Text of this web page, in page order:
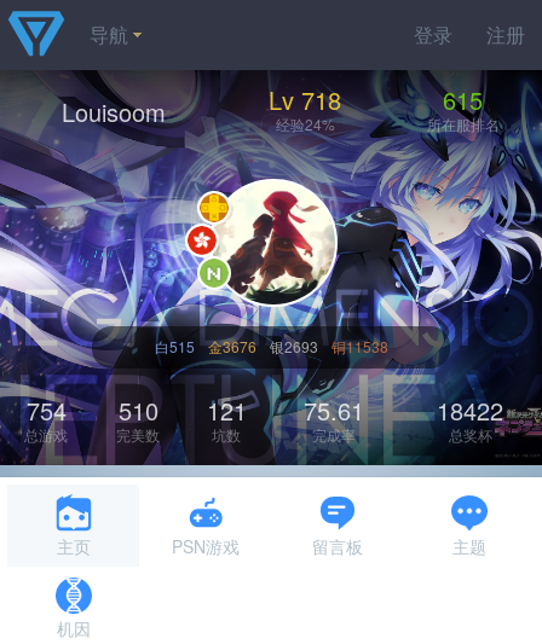
登录 注册
导航
Louisoom Lv 718
经验24%
615
所在服排名
白515 金3676 银2693 铜11538
754
总游戏
510
完美数
121
坑数
75.61
完成率
18422
总奖杯
主页 PSN游戏 留言板 主题
机因